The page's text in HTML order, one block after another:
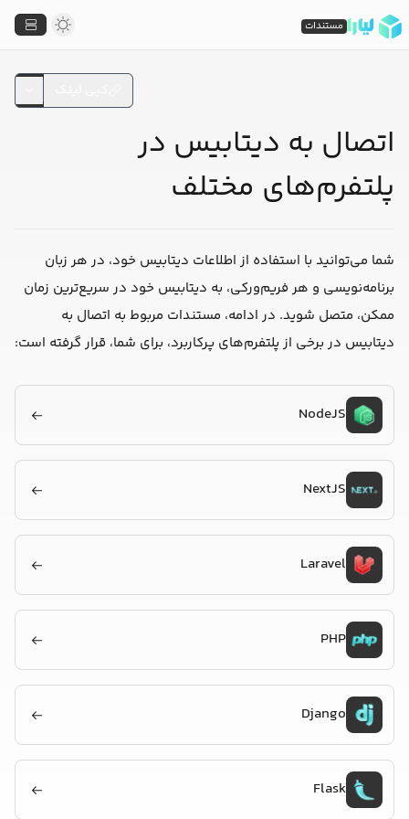
اتصال به دیتابیس در
پلتفرم‌های مختلف
شما می‌توانید با استفاده از اطلاعات دیتابیس خود، در هر زبان
برنامه‌نویسی و هر فریم‌ورکی، به دیتابیس خود در سریع‌ترین زمان
ممکن، متصل شوید. در ادامه، مستندات مربوط به اتصال به
دیتابیس در برخی از پلتفرم‌های پرکاربرد، برای شما، قرار گرفته است:
NodeJS
NextJS
Laravel
PHP
Django
Flask
مستندات